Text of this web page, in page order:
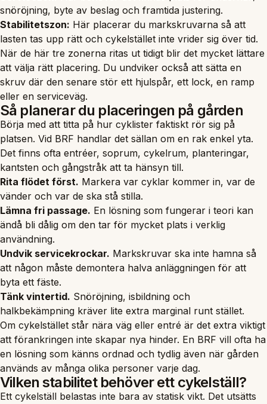
snöröjning, byte av beslag och framtida justering.
Stabilitetszon: Här placerar du markskruvarna så att
lasten tas upp rätt och cykelstället inte vrider sig över tid.
När de här tre zonerna ritas ut tidigt blir det mycket lättare
att välja rätt placering. Du undviker också att sätta en
skruv där den senare stör ett hjulspår, ett lock, en ramp
eller en serviceväg.
Så planerar du placeringen på gården
Börja med att titta på hur cyklister faktiskt rör sig på
platsen. Vid BRF handlar det sällan om en rak enkel yta.
Det finns ofta entréer, soprum, cykelrum, planteringar,
kantsten och gångstråk att ta hänsyn till.
Rita flödet först. Markera var cyklar kommer in, var de
vänder och var de ska stå stilla.
Lämna fri passage. En lösning som fungerar i teori kan
ändå bli dålig om den tar för mycket plats i verklig
användning.
Undvik servicekrockar. Markskruvar ska inte hamna så
att någon måste demontera halva anläggningen för att
byta ett fäste.
Tänk vintertid. Snöröjning, isbildning och
halkbekämpning kräver lite extra marginal runt stället.
Om cykelstället står nära väg eller entré är det extra viktigt
att förankringen inte skapar nya hinder. En BRF vill ofta ha
en lösning som känns ordnad och tydlig även när gården
används av många olika personer varje dag.
Vilken stabilitet behöver ett cykelställ?
Ett cykelställ belastas inte bara av statisk vikt. Det utsätts